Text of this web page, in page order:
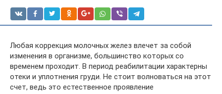
Любая коррекция молочных желез влечет за собой
изменения в организме, большинство которых со
временем проходит. В период реабилитации характерны
отеки и уплотнения груди. Не стоит волноваться на этот
счет, ведь это естественное проявление